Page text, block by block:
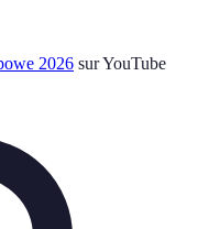
2026 sur YouTube